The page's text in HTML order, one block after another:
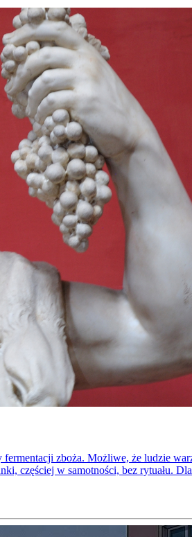
zboża. Możliwe, że ludzie
częściej w samotności, bez rytuału.